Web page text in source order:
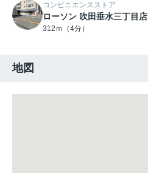
コンビニエンスストア
ローソン 吹田垂水三丁目店
312ｍ（4分）
地図